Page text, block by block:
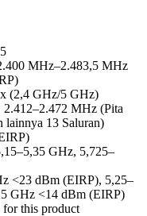
MHz–2.483,5 MHz
(2,4 GHz/5 GHz)
2.412–2.472 MHz (Pita
lainnya 13 Saluran)
GHz, 5,725–
<23 dBm (EIRP), 5,25–
GHz <14 dBm (EIRP)
for this product